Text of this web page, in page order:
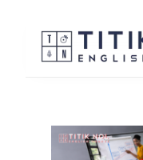
content